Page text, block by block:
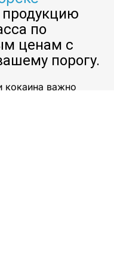
по
ценам с
порогу.
кокаина важно